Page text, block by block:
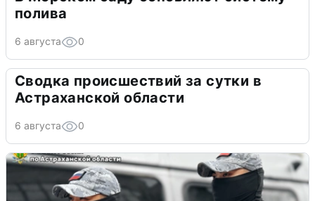
полива
6 августа 0
Сводка происшествий за сутки в
Астраханской области
6 августа 0